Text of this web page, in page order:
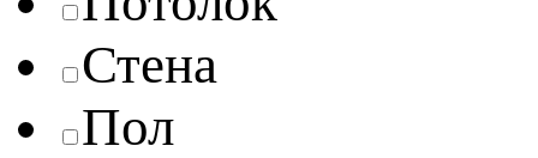
Стена
Пол